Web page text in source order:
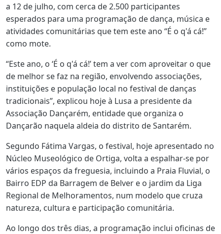
a 12 de julho, com cerca de 2.500 participantes
esperados para uma programação de dança, música e
atividades comunitárias que tem este ano “É o q'á cá!”
como mote.
“Este ano, o ‘É o q'á cá!’ tem a ver com aproveitar o que
de melhor se faz na região, envolvendo associações,
instituições e população local no festival de danças
tradicionais”, explicou hoje à Lusa a presidente da
Associação Dançarém, entidade que organiza o
Dançarão naquela aldeia do distrito de Santarém.
Segundo Fátima Vargas, o festival, hoje apresentado no
Núcleo Museológico de Ortiga, volta a espalhar-se por
vários espaços da freguesia, incluindo a Praia Fluvial, o
Bairro EDP da Barragem de Belver e o jardim da Liga
Regional de Melhoramentos, num modelo que cruza
natureza, cultura e participação comunitária.
Ao longo dos três dias, a programação inclui oficinas de